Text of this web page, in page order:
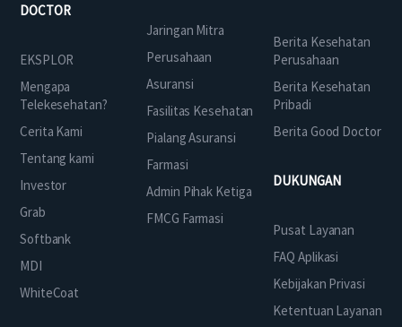
DOCTOR
EKSPLOR
Mengapa
Telekesehatan?
Cerita Kami
Tentang kami
Investor
Grab
Softbank
MDI
WhiteCoat
Jaringan Mitra
Perusahaan
Asuransi
Fasilitas Kesehatan
Pialang Asuransi
Farmasi
Admin Pihak Ketiga
FMCG Farmasi
Berita Kesehatan
Perusahaan
Berita Kesehatan
Pribadi
Berita Good Doctor
DUKUNGAN
Pusat Layanan
FAQ Aplikasi
Kebijakan Privasi
Ketentuan Layanan